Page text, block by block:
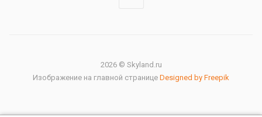
2026 © Skyland.ru
Изображение на главной странице Designed by Freepik